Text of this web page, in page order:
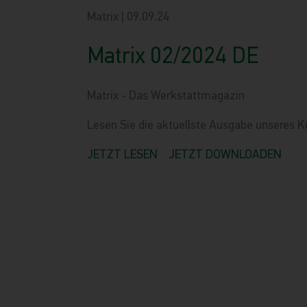
Matrix | 09.09.24
Matrix 02/2024 DE
Matrix - Das Werkstattmagazin
Lesen Sie die aktuellste Ausgabe unseres
JETZT LESEN JETZT DOWNLOADEN